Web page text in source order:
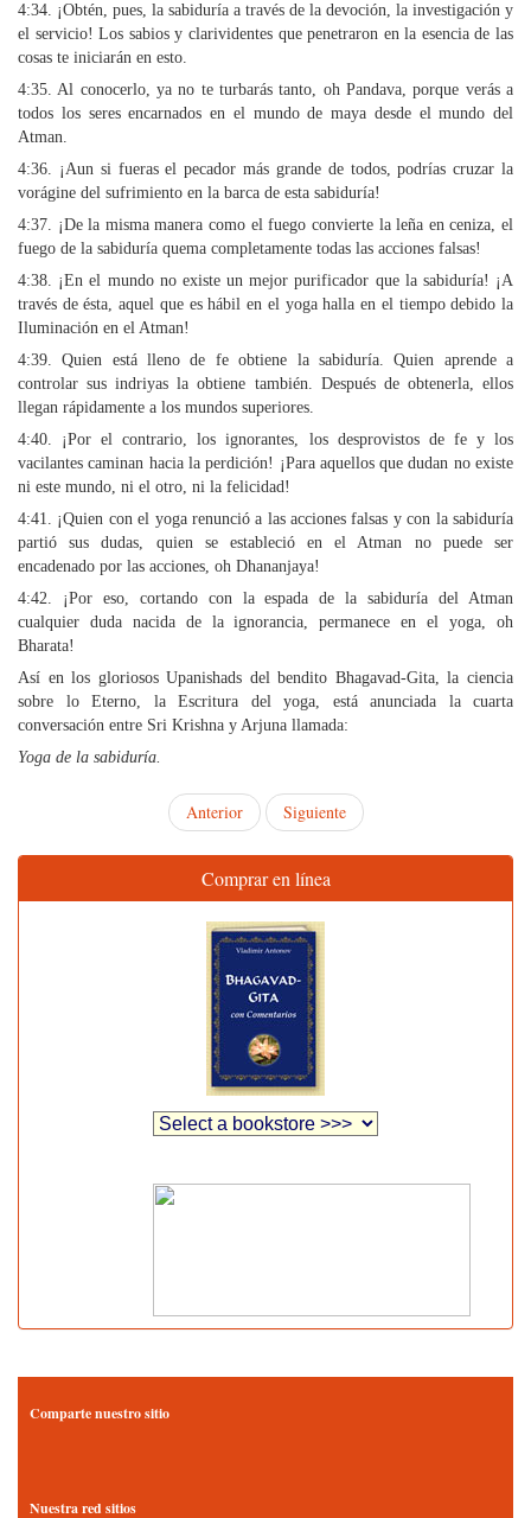
4:34. ¡Obtén, pues, la sabiduría a través de la devoción, la investigación y
el servicio! Los sabios y clarividentes que penetraron en la esencia de las
cosas te iniciarán en esto.
4:35. Al conocerlo, ya no te turbarás tanto, oh Pandava, porque verás a
todos los seres encarnados en el mundo de maya desde el mundo del
Atman.
4:36. ¡Aun si fueras el pecador más grande de todos, podrías cruzar la
vorágine del sufrimiento en la barca de esta sabiduría!
4:37. ¡De la misma manera como el fuego convierte la leña en ceniza, el
fuego de la sabiduría quema completamente todas las acciones falsas!
4:38. ¡En el mundo no existe un mejor purificador que la sabiduría! ¡A
través de ésta, aquel que es hábil en el yoga halla en el tiempo debido la
Iluminación en el Atman!
4:39. Quien está lleno de fe obtiene la sabiduría. Quien aprende a
controlar sus indriyas la obtiene también. Después de obtenerla, ellos
llegan rápidamente a los mundos superiores.
4:40. ¡Por el contrario, los ignorantes, los desprovistos de fe y los
vacilantes caminan hacia la perdición! ¡Para aquellos que dudan no existe
ni este mundo, ni el otro, ni la felicidad!
4:41. ¡Quien con el yoga renunció a las acciones falsas y con la sabiduría
partió sus dudas, quien se estableció en el Atman no puede ser
encadenado por las acciones, oh Dhananjaya!
4:42. ¡Por eso, cortando con la espada de la sabiduría del Atman
cualquier duda nacida de la ignorancia, permanece en el yoga, oh
Bharata!
Así en los gloriosos Upanishads del bendito Bhagavad-Gita, la ciencia
sobre lo Eterno, la Escritura del yoga, está anunciada la cuarta
conversación entre Sri Krishna y Arjuna llamada:
Yoga de la sabiduría.
Anterior Siguiente
Comprar en línea
Comparte nuestro sitio
Nuestra red sitios